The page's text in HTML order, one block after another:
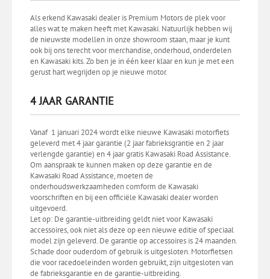
Als erkend Kawasaki dealer is Premium Motors de plek voor
alles wat te maken heeft met Kawasaki. Natuurlijk hebben wij
de nieuwste modellen in onze showroom staan, maar je kunt
ook bij ons terecht voor merchandise, onderhoud, onderdelen
en Kawasaki kits. Zo ben je in één keer klaar en kun je met een
gerust hart wegrijden op je nieuwe motor.
4 JAAR GARANTIE
Vanaf 1 januari 2024 wordt elke nieuwe Kawasaki motorfiets
geleverd met 4 jaar garantie (2 jaar fabrieksgrantie en 2 jaar
verlengde garantie) en 4 jaar gratis Kawasaki Road Assistance.
Om aanspraak te kunnen maken op deze garantie en de
Kawasaki Road Assistance, moeten de
onderhoudswerkzaamheden comform de Kawasaki
voorschriften en bij een officiële Kawasaki dealer worden
uitgevoerd.
Let op: De garantie-uitbreiding geldt niet voor Kawasaki
accessoires, ook niet als deze op een nieuwe editie of speciaal
model zijn geleverd. De garantie op accessoires is 24 maanden.
Schade door ouderdom of gebruik is uitgesloten. Motorfietsen
die voor racedoeleinden worden gebruikt, zijn uitgesloten van
de fabrieksgarantie en de garantie-uitbreiding.